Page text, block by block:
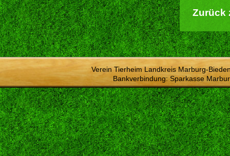
Zurück
Verein Tierheim Landkreis Marburg-
Bankverbindung: Sparkasse